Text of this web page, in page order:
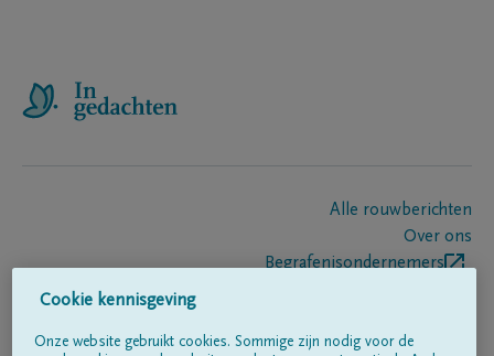
Alle rouwberichten
Over ons
Begrafenisondernemers
Cookie kennisgeving
Onze website gebruikt cookies. Sommige zijn nodig voor de